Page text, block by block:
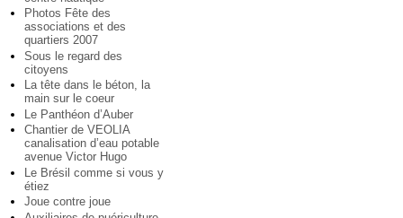
Photos Fête des
associations et des
quartiers 2007
Sous le regard des
citoyens
La tête dans le béton, la
main sur le coeur
Le Panthéon d’Auber
Chantier de VEOLIA
canalisation d’eau potable
avenue Victor Hugo
Le Brésil comme si vous y
étiez
Joue contre joue